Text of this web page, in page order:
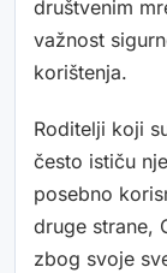
društvenim
važnost
korištenja.
Roditelji koji
često ističu
posebno
druge strane,
zbog svoje